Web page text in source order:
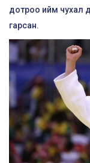
дотроо ийм чухал
гарсан.